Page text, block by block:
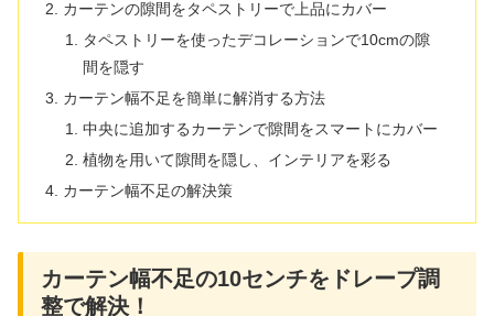
カーテンの隙間をタペストリーで上品にカバー
タペストリーを使ったデコレーションで10cmの隙
間を隠す
カーテン幅不足を簡単に解消する方法
中央に追加するカーテンで隙間をスマートにカバー
植物を用いて隙間を隠し、インテリアを彩る
カーテン幅不足の解決策
カーテン幅不足の10センチをドレープ調
整で解決！